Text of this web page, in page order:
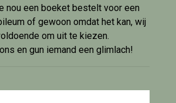
nou een boeket bestelt voor een
of gewoon omdat het kan, wij
om uit te kiezen.
en gun iemand een glimlach!